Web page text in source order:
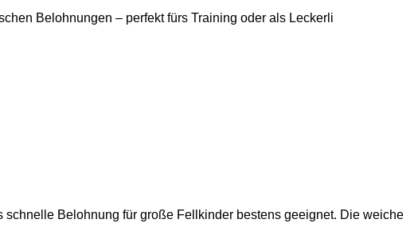
Belohnungen – perfekt fürs Training oder als Leckerli
Belohnung für große Fellkinder bestens geeignet. Die weiche